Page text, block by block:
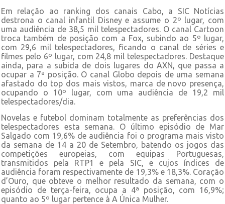
Em relação ao ranking dos canais Cabo, a SIC Notícias
destrona o canal infantil Disney e assume o 2º lugar, com
uma audiência de 38,5 mil telespectadores. O canal Cartoon
troca também de posição com a Fox, subindo ao 5º lugar,
com 29,6 mil telespectadores, ficando o canal de séries e
filmes pelo 6º lugar, com 24,8 mil telespectadores. Destaque
ainda, para a subida de dois lugares do AXN, que passa a
ocupar a 7ª posição. O canal Globo depois de uma semana
afastado do top dos mais vistos, marca de novo presença,
ocupando o 10º lugar, com uma audiência de 19,2 mil
telespectadores/dia.
Novelas e futebol dominam totalmente as preferências dos
telespectadores esta semana. O último episódio de Mar
Salgado com 19,6% de audiência foi o programa mais visto
da semana de 14 a 20 de Setembro, batendo os jogos das
competições europeias, com equipas Portuguesas,
transmitidos pela RTP1 e pela SIC, e cujos índices de
audiência foram respectivamente de 19,3% e 18,3%. Coração
d’Ouro, que obteve o melhor resultado da semana, com o
episódio de terça-feira, ocupa a 4ª posição, com 16,9%;
quanto ao 5º lugar pertence à A Única Mulher.